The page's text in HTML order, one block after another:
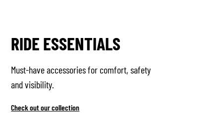
RIDE ESSENTIALS
Must-have accessories for comfort, safety
and visibility.
Check out our collection